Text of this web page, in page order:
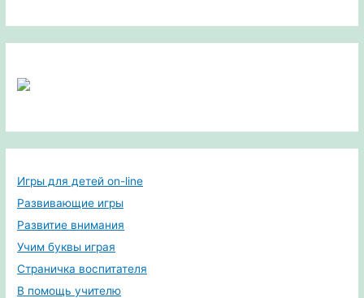
Игры для детей on-line
Развивающие игры
Развитие внимания
Учим буквы играя
Страничка воспитателя
В помощь учителю